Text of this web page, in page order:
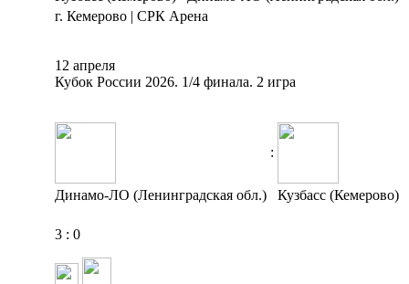
г. Кемерово | СРК Арена
12 апреля
Кубок России 2026. 1/4 финала. 2 игра
:
Динамо-ЛО (Ленинградская обл.) Кузбасс (Кемерово)
3 : 0